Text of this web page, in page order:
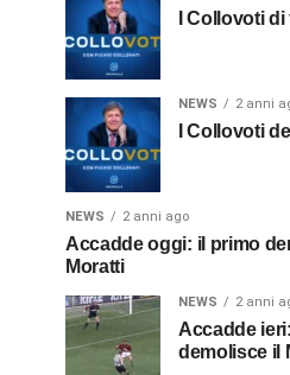
I Collovoti
NEWS 2 anni
I Collovoti
NEWS 2 anni ago
Accadde oggi: il primo
Moratti
NEWS 2 anni
Accadde
demolisce il